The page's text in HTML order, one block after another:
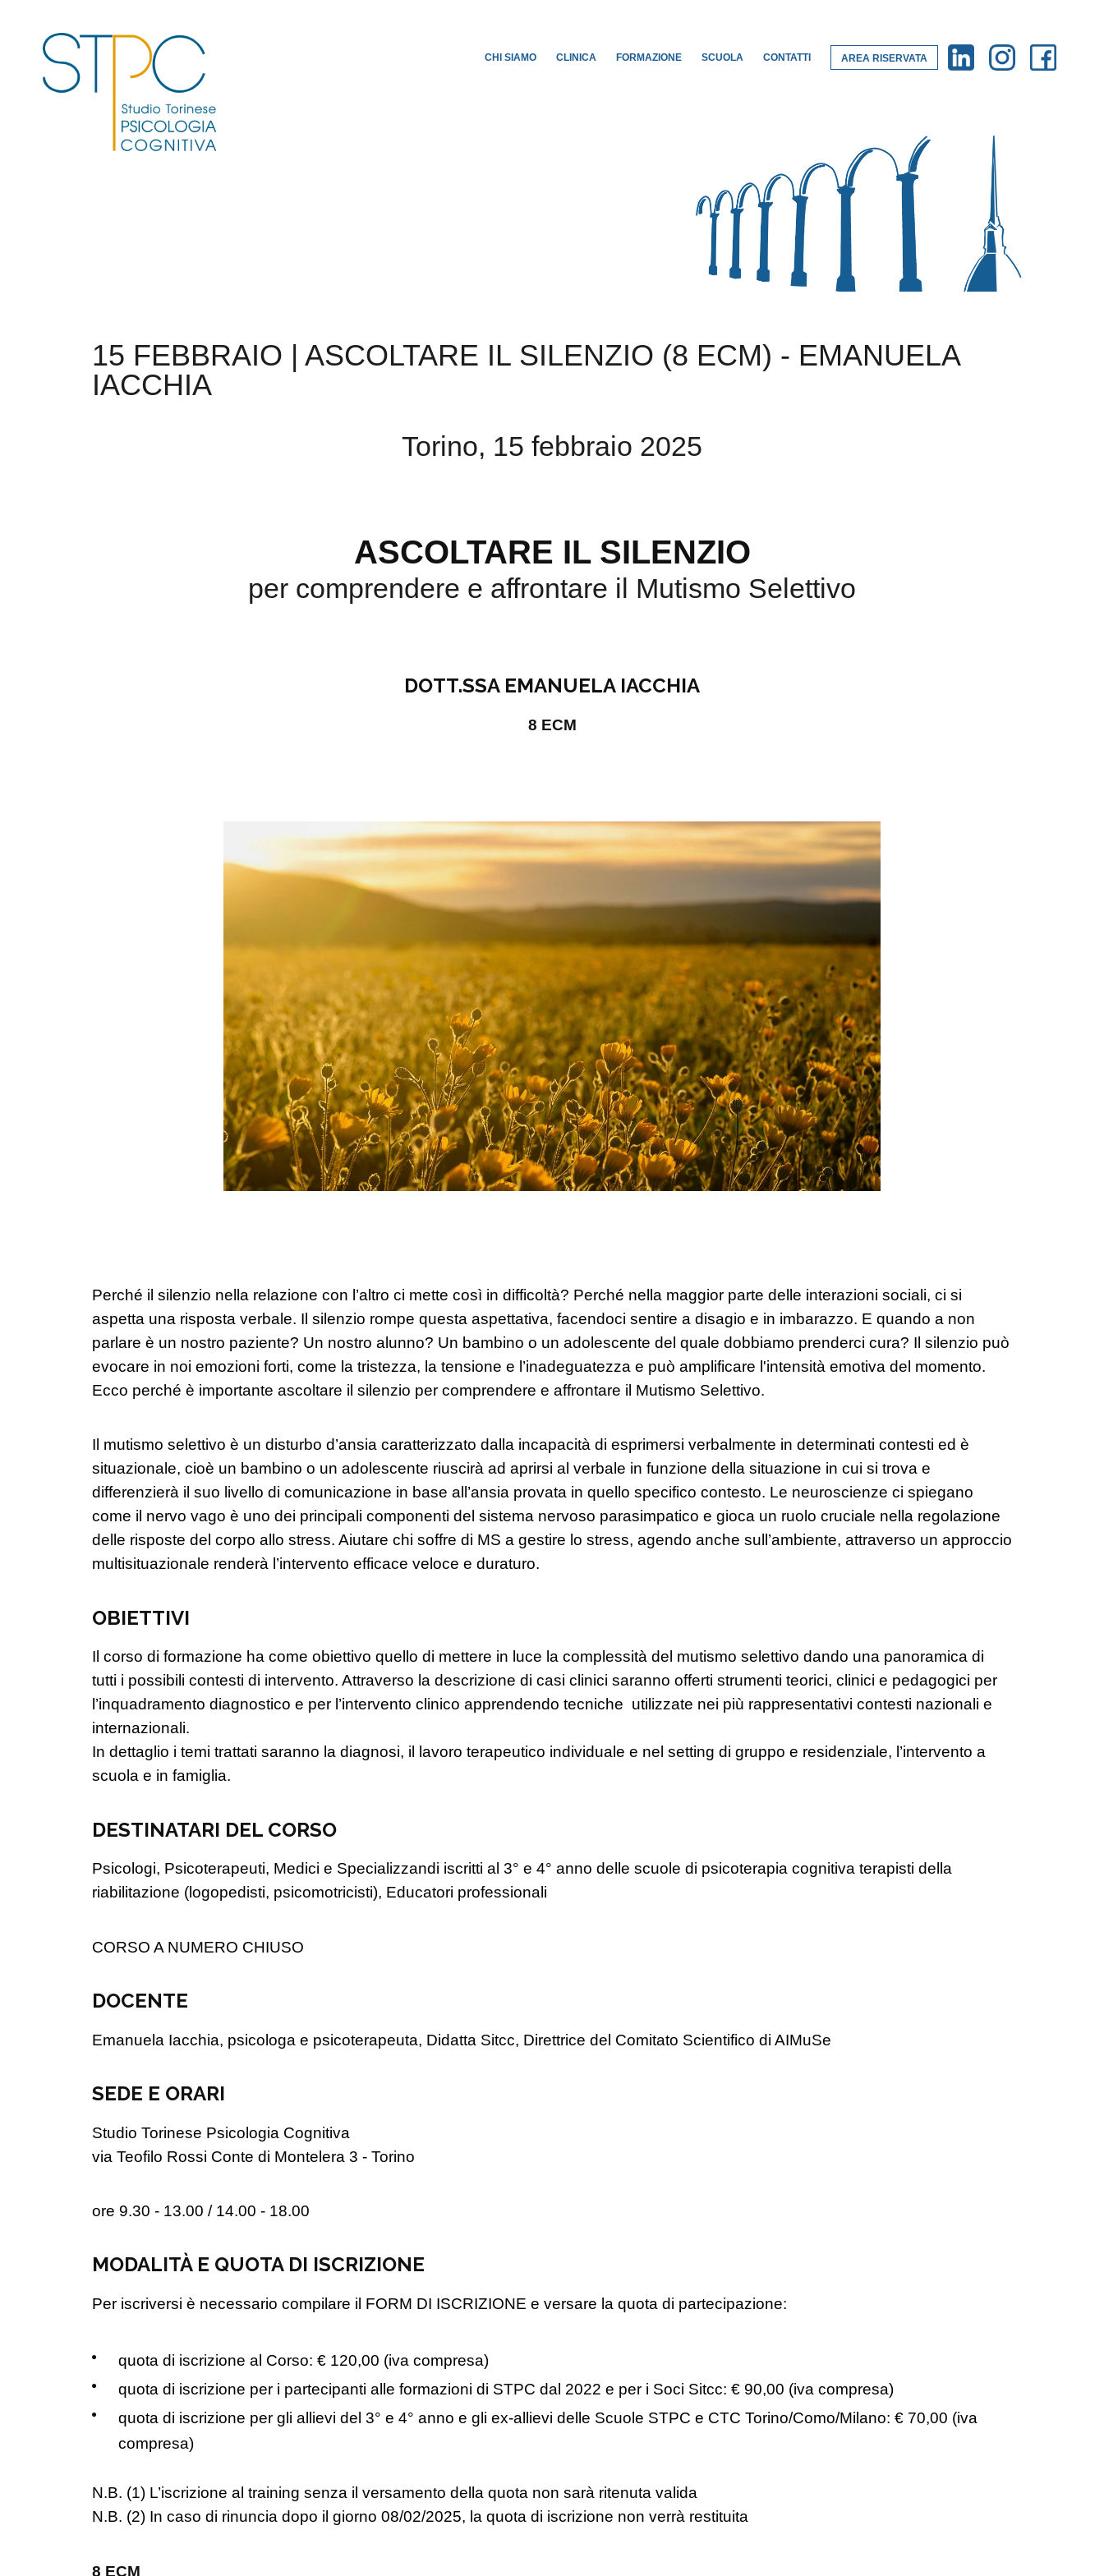
CHI SIAMO CLINICA FORMAZIONE SCUOLA CONTATTI AREA RISERVATA
15 FEBBRAIO | ASCOLTARE IL SILENZIO (8 ECM) - EMANUELA
IACCHIA
Torino, 15 febbraio 2025
ASCOLTARE IL SILENZIO
per comprendere e affrontare il Mutismo Selettivo
DOTT.SSA EMANUELA IACCHIA
8 ECM
Perché il silenzio nella relazione con l’altro ci mette così in difficoltà? Perché nella maggior parte delle interazioni sociali, ci si
aspetta una risposta verbale. Il silenzio rompe questa aspettativa, facendoci sentire a disagio e in imbarazzo. E quando a non
parlare è un nostro paziente? Un nostro alunno? Un bambino o un adolescente del quale dobbiamo prenderci cura? Il silenzio può
evocare in noi emozioni forti, come la tristezza, la tensione e l’inadeguatezza e può amplificare l'intensità emotiva del momento.
Ecco perché è importante ascoltare il silenzio per comprendere e affrontare il Mutismo Selettivo.
Il mutismo selettivo è un disturbo d’ansia caratterizzato dalla incapacità di esprimersi verbalmente in determinati contesti ed è
situazionale, cioè un bambino o un adolescente riuscirà ad aprirsi al verbale in funzione della situazione in cui si trova e
differenzierà il suo livello di comunicazione in base all’ansia provata in quello specifico contesto. Le neuroscienze ci spiegano
come il nervo vago è uno dei principali componenti del sistema nervoso parasimpatico e gioca un ruolo cruciale nella regolazione
delle risposte del corpo allo stress. Aiutare chi soffre di MS a gestire lo stress, agendo anche sull’ambiente, attraverso un approccio
multisituazionale renderà l’intervento efficace veloce e duraturo.
OBIETTIVI
Il corso di formazione ha come obiettivo quello di mettere in luce la complessità del mutismo selettivo dando una panoramica di
tutti i possibili contesti di intervento. Attraverso la descrizione di casi clinici saranno offerti strumenti teorici, clinici e pedagogici per
l’inquadramento diagnostico e per l’intervento clinico apprendendo tecniche utilizzate nei più rappresentativi contesti nazionali e
internazionali.
In dettaglio i temi trattati saranno la diagnosi, il lavoro terapeutico individuale e nel setting di gruppo e residenziale, l’intervento a
scuola e in famiglia.
DESTINATARI DEL CORSO
Psicologi, Psicoterapeuti, Medici e Specializzandi iscritti al 3° e 4° anno delle scuole di psicoterapia cognitiva terapisti della
riabilitazione (logopedisti, psicomotricisti), Educatori professionali
CORSO A NUMERO CHIUSO
DOCENTE
Emanuela Iacchia, psicologa e psicoterapeuta, Didatta Sitcc, Direttrice del Comitato Scientifico di AIMuSe
SEDE E ORARI
Studio Torinese Psicologia Cognitiva
via Teofilo Rossi Conte di Montelera 3 - Torino
ore 9.30 - 13.00 / 14.00 - 18.00
MODALITÀ E QUOTA DI ISCRIZIONE
Per iscriversi è necessario compilare il FORM DI ISCRIZIONE e versare la quota di partecipazione:
quota di iscrizione al Corso: € 120,00 (iva compresa)
quota di iscrizione per i partecipanti alle formazioni di STPC dal 2022 e per i Soci Sitcc: € 90,00 (iva compresa)
quota di iscrizione per gli allievi del 3° e 4° anno e gli ex-allievi delle Scuole STPC e CTC Torino/Como/Milano: € 70,00 (iva
compresa)
N.B. (1) L’iscrizione al training senza il versamento della quota non sarà ritenuta valida
N.B. (2) In caso di rinuncia dopo il giorno 08/02/2025, la quota di iscrizione non verrà restituita
8 ECM